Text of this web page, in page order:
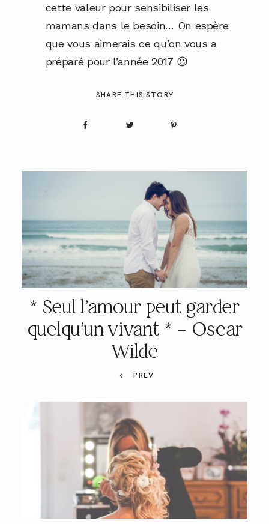
cette valeur pour sensibiliser les
mamans dans le besoin… On espère
que vous aimerais ce qu’on vous a
préparé pour l’année 2017 😉
SHARE THIS STORY
* Seul l’amour peut garder
quelqu’un vivant * – Oscar
Wilde
PREV